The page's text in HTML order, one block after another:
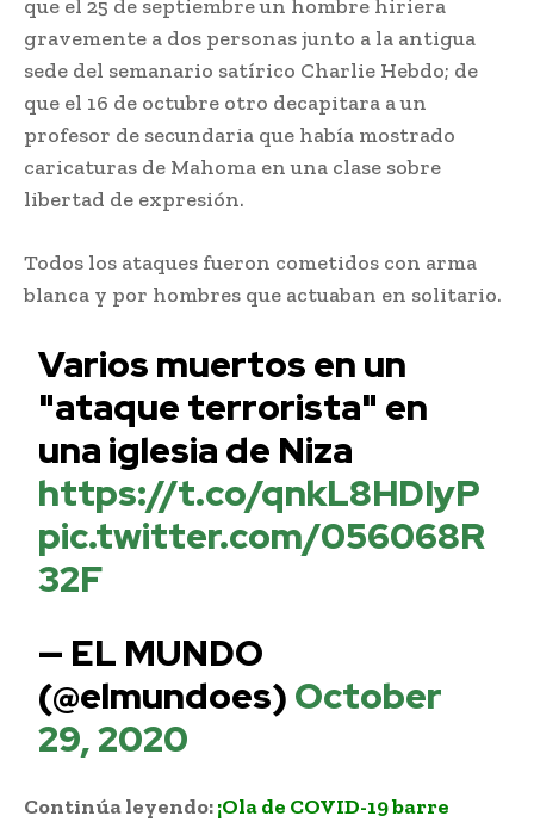
que el 25 de septiembre un hombre hiriera
gravemente a dos personas junto a la antigua
sede del semanario satírico Charlie Hebdo; de
que el 16 de octubre otro decapitara a un
profesor de secundaria que había mostrado
caricaturas de Mahoma en una clase sobre
libertad de expresión.
Todos los ataques fueron cometidos con arma
blanca y por hombres que actuaban en solitario.
Varios muertos en un
"ataque terrorista" en
una iglesia de Niza
https://t.co/qnkL8HDIyP
pic.twitter.com/056068R
32F
— EL MUNDO
(@elmundoes) October
29, 2020
Continúa leyendo:¡Ola de COVID-19 barre